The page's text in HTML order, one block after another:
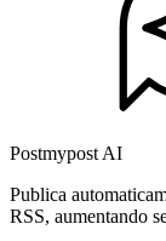
Postmypost AI
Publica
RSS, aumentando